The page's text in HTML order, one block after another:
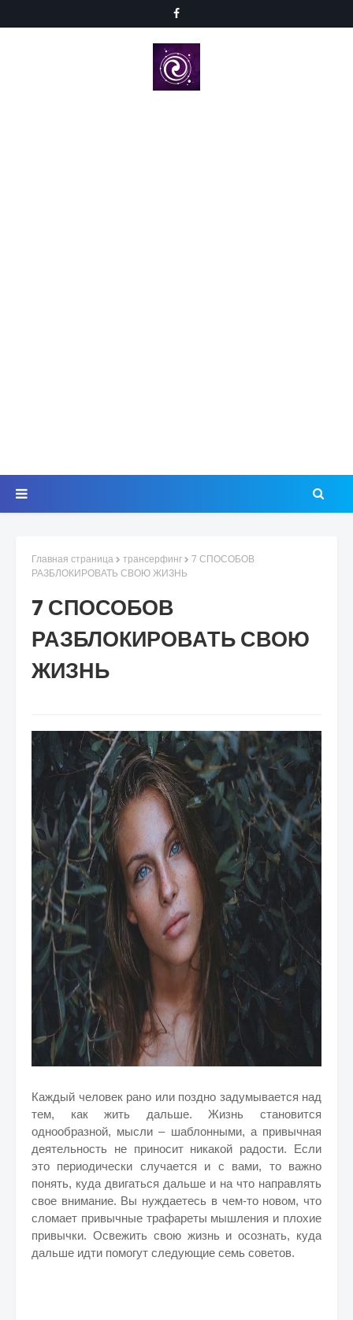
Главная страница трансерфинг
7 СПОСОБОВ
РАЗБЛОКИРОВАТЬ СВОЮ ЖИЗНЬ
7 СПОСОБОВ
РАЗБЛОКИРОВАТЬ СВОЮ
ЖИЗНЬ
Каждый человек рано или поздно задумывается над
тем, как жить дальше. Жизнь становится
однообразной, мысли – шаблонными, а привычная
деятельность не приносит никакой радости. Если
это периодически случается и с вами, то важно
понять, куда двигаться дальше и на что направлять
свое внимание. Вы нуждаетесь в чем-то новом, что
сломает привычные трафареты мышления и плохие
привычки. Освежить свою жизнь и осознать, куда
дальше идти помогут следующие семь советов.